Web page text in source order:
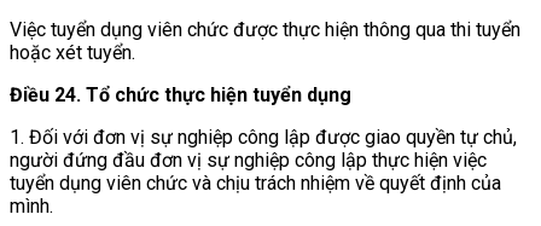
Việc tuyển dụng viên chức được thực hiện thông qua thi tuyển
hoặc xét tuyển.
Điều 24. Tổ chức thực hiện tuyển dụng
1. Đối với đơn vị sự nghiệp công lập được giao quyền tự chủ,
người đứng đầu đơn vị sự nghiệp công lập thực hiện việc
tuyển dụng viên chức và chịu trách nhiệm về quyết định của
mình.